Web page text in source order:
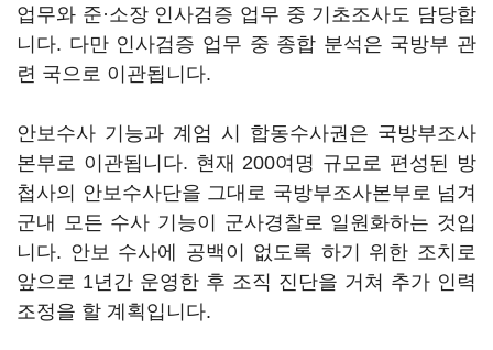
업무와 준·소장 인사검증 업무 중 기초조사도 담당합
니다. 다만 인사검증 업무 중 종합 분석은 국방부 관
련 국으로 이관됩니다.
안보수사 기능과 계엄 시 합동수사권은 국방부조사
본부로 이관됩니다. 현재 200여명 규모로 편성된 방
첩사의 안보수사단을 그대로 국방부조사본부로 넘겨
군내 모든 수사 기능이 군사경찰로 일원화하는 것입
니다. 안보 수사에 공백이 없도록 하기 위한 조치로
앞으로 1년간 운영한 후 조직 진단을 거쳐 추가 인력
조정을 할 계획입니다.